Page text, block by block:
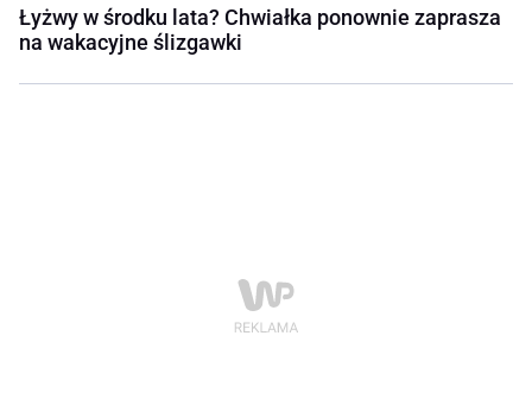
Łyżwy w środku lata? Chwiałka ponownie zaprasza
na wakacyjne ślizgawki